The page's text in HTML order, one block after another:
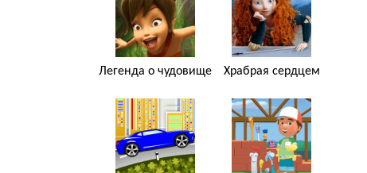
Легенда о чудовище Храбрая сердцем